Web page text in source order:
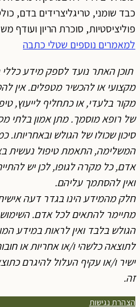
כבד שומני, טריגליצרידים בדם,
פוליציסטיות, סוכרת הריון ועודף
למאמרים נוספים שטלי כתבה
תוכן האתר נועד לספק מידע כללי
מקצועי או להכשיר מטפלים. אין
מקור בלעדי, או כתחליף לייעוץ,
של רופא מוסמך. מתן אמון בלתי
סיכון שכולו של הגולש ובאחריותו.
המשלימה, התאמת טיפול נעשית
אדם, כל מקרה לגופו, לכן יש
ואין להסתמך עליהם.
חלק מהמידע הינו בגדר דעה
מתיימר להתאים לכל אדם. השימוש
הגולש בלבד ואין לראות במידע
לתוצאה כלשהי ו/או אחריות או
ישיר ו/או עקיף העלול להיגרם
זה.
הצהרת נגישות